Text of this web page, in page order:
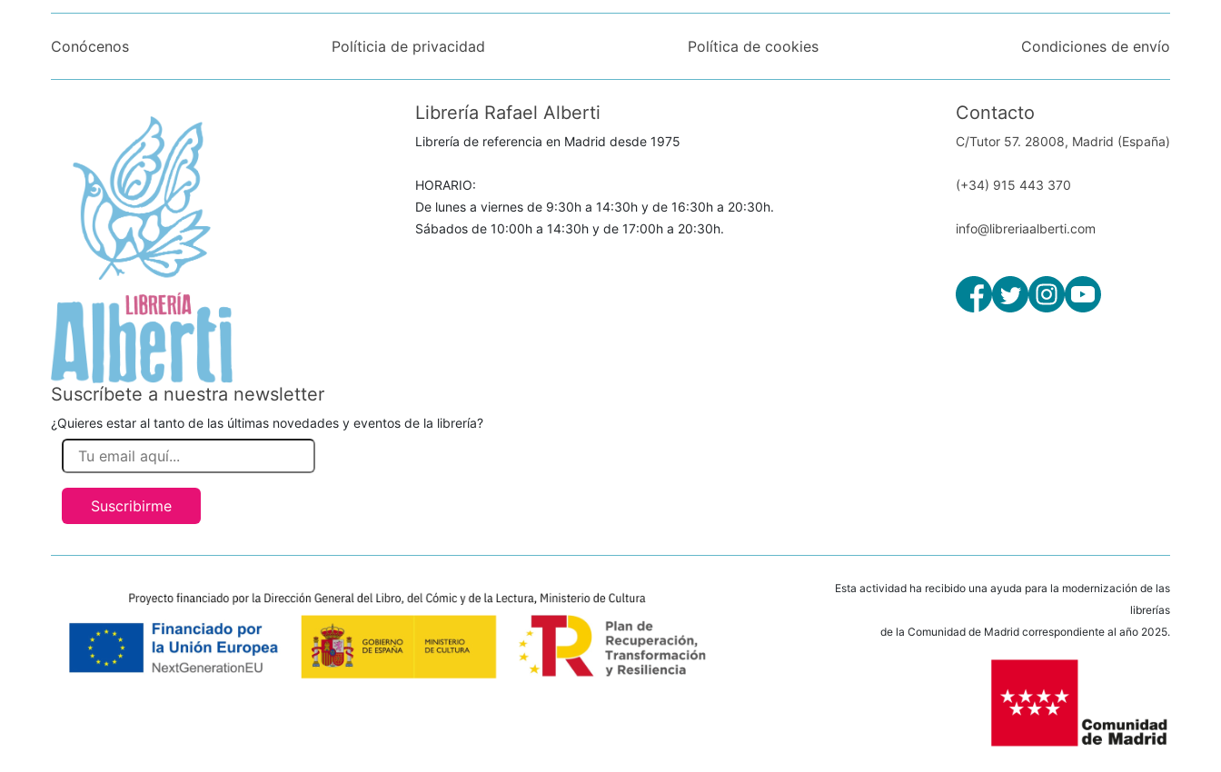
Conócenos Políticia de privacidad Política de cookies Condiciones de envío
Librería Rafael Alberti
Librería de referencia en Madrid desde 1975
HORARIO:
De lunes a viernes de 9:30h a 14:30h y de 16:30h a 20:30h.
Sábados de 10:00h a 14:30h y de 17:00h a 20:30h.
Contacto
C/Tutor 57. 28008, Madrid (España)
(+34) 915 443 370
info@libreriaalberti.com
Suscríbete a nuestra newsletter
¿Quieres estar al tanto de las últimas novedades y eventos de la librería?
Suscribirme
Esta actividad ha recibido una ayuda para la modernización de las
librerías
de la Comunidad de Madrid correspondiente al año 2025.